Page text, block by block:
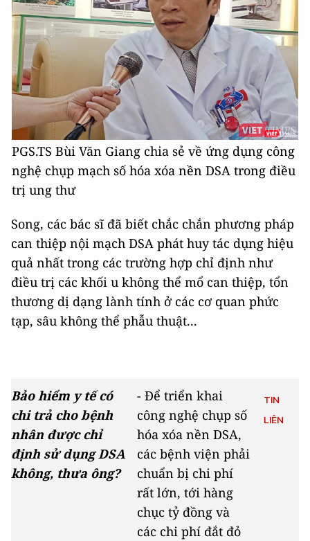
PGS.TS Bùi Văn Giang chia sẻ về ứng dụng công
nghệ chụp mạch số hóa xóa nền DSA trong điều
trị ung thư
Song, các bác sĩ đã biết chắc chắn phương pháp
can thiệp nội mạch DSA phát huy tác dụng hiệu
quả nhất trong các trường hợp chỉ định như
điều trị các khối u không thể mổ can thiệp, tổn
thương dị dạng lành tính ở các cơ quan phức
tạp, sâu không thể phẫu thuật...
Bảo hiểm y tế có
chi trả cho bệnh
nhân được chỉ
định sử dụng DSA
không, thưa ông?
- Để triển khai
công nghệ chụp số
hóa xóa nền DSA,
các bệnh viện phải
chuẩn bị chi phí
rất lớn, tới hàng
chục tỷ đồng và
các chi phí đắt đỏ
TIN
LIÊN